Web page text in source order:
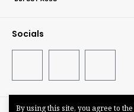
By using this site, you agree to the
Socials
©BJFOOT2025